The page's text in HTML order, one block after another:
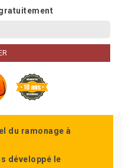
du ramonage à
développé le